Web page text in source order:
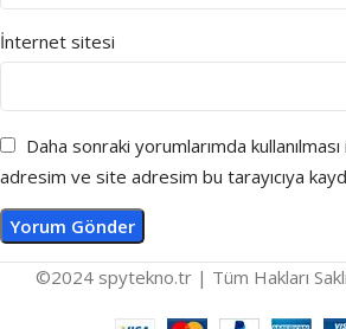
İnternet sitesi
Daha sonraki yorumlarımda
adresim ve site adresim bu tarayıcıya
©2024 spytekno.tr | Tüm Hakları